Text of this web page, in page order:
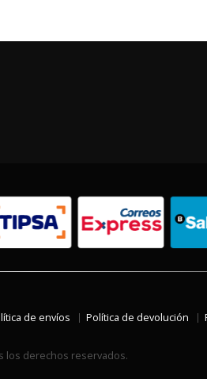
de envíos Política de devolución
los derechos reservados.